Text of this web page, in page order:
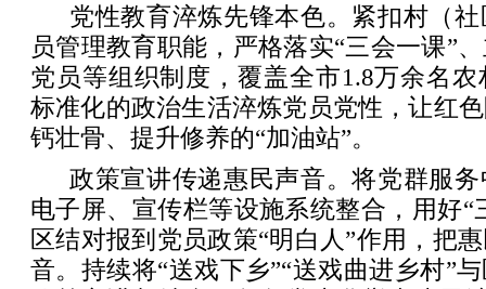
党性教育淬炼先锋本色。紧扣村（
员管理教育职能，严格落实“三会一课”
党员等组织制度，覆盖全市1.8万余名
标准化的政治生活淬炼党员党性，让红
钙壮骨、提升修养的“加油站”。
政策宣讲传递惠民声音。将党群服
电子屏、宣传栏等设施系统整合，用好“
区结对报到党员政策“明白人”作用，把
音。持续将“送戏下乡”“送戏曲进乡村”